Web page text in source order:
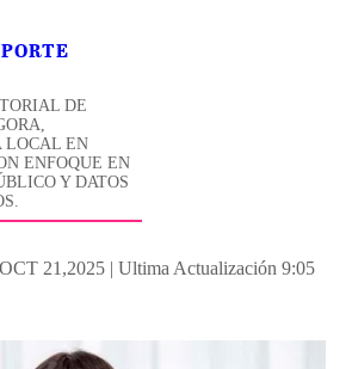
DE
LOCAL EN
ENFOQUE EN
Y DATOS
21,2025 | Ultima Actualización 9:05